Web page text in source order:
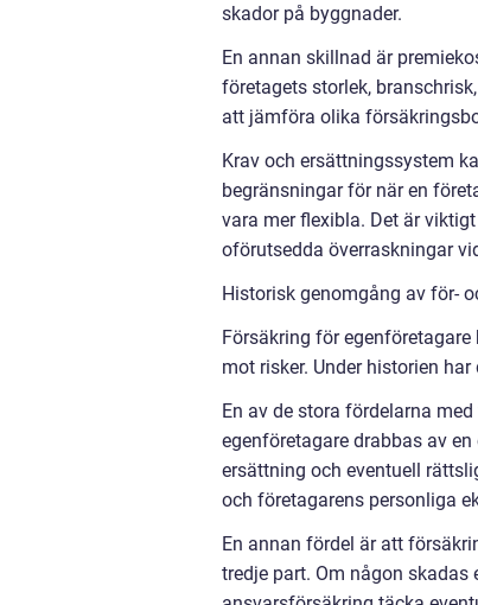
skador på byggnader.
En annan skillnad är
företagets storlek,
att jämföra olika
Krav och ersättningssystem
begränsningar för när en
vara mer flexibla. Det är
oförutsedda överraskningar
Historisk genomgång av för-
Försäkring för
mot risker. Under historien
En av de stora fördelarna
egenföretagare drabbas av
ersättning och eventuell
och företagarens personliga
En annan fördel är att
tredje part. Om någon skadas